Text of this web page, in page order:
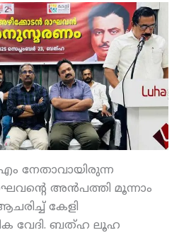
നേതാവായിരുന്ന
അന്‍പത്തി മൂന്നാം
കേളി
വേദി. ബത്ഹ ലൂഹ